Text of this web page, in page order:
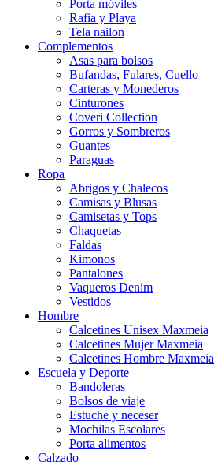
Porta móviles
Rafia y Playa
Tela nailon
Complementos
Asas para bolsos
Bufandas, Fulares, Cuello
Carteras y Monederos
Cinturones
Coveri Collection
Gorros y Sombreros
Guantes
Paraguas
Ropa
Abrigos y Chalecos
Camisas y Blusas
Camisetas y Tops
Chaquetas
Faldas
Kimonos
Pantalones
Vaqueros Denim
Vestidos
Hombre
Calcetines Unisex Maxmeia
Calcetines Mujer Maxmeia
Calcetines Hombre Maxmeia
Escuela y Deporte
Bandoleras
Bolsos de viaje
Estuche y neceser
Mochilas Escolares
Porta alimentos
Calzado